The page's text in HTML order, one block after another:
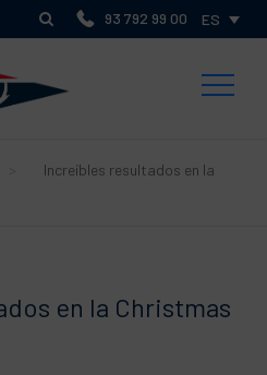
93 792 99 00 ES
Increíbles resultados en la
en la Christmas